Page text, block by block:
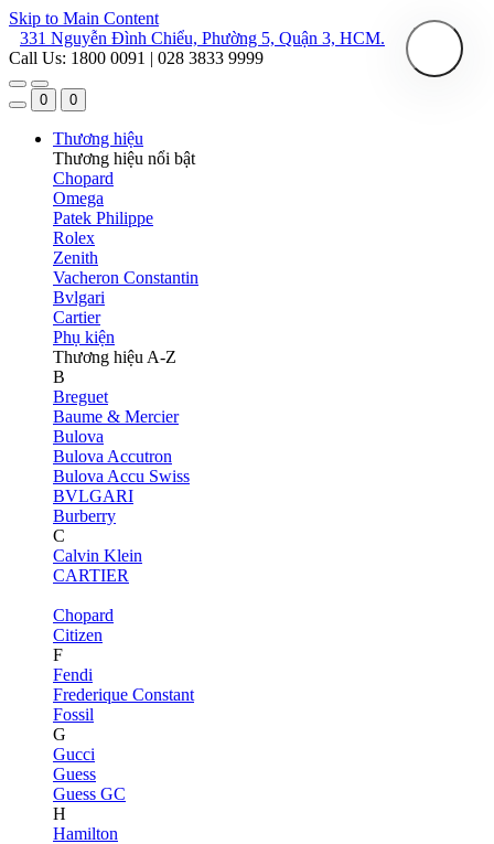
Skip to Main Content
331 Nguyễn Đình Chiểu, Phường 5, Quận 3, HCM.
Call Us: 1800 0091 | 028 3833 9999
0 0
Thương hiệu
Thương hiệu nổi bật
Chopard
Omega
Patek Philippe
Rolex
Zenith
Vacheron Constantin
Bvlgari
Cartier
Phụ kiện
Thương hiệu A-Z
B
Breguet
Baume & Mercier
Bulova
Bulova Accutron
Bulova Accu Swiss
BVLGARI
Burberry
C
Calvin Klein
CARTIER
Chopard
Citizen
F
Fendi
Frederique Constant
Fossil
G
Gucci
Guess
Guess GC
H
Hamilton